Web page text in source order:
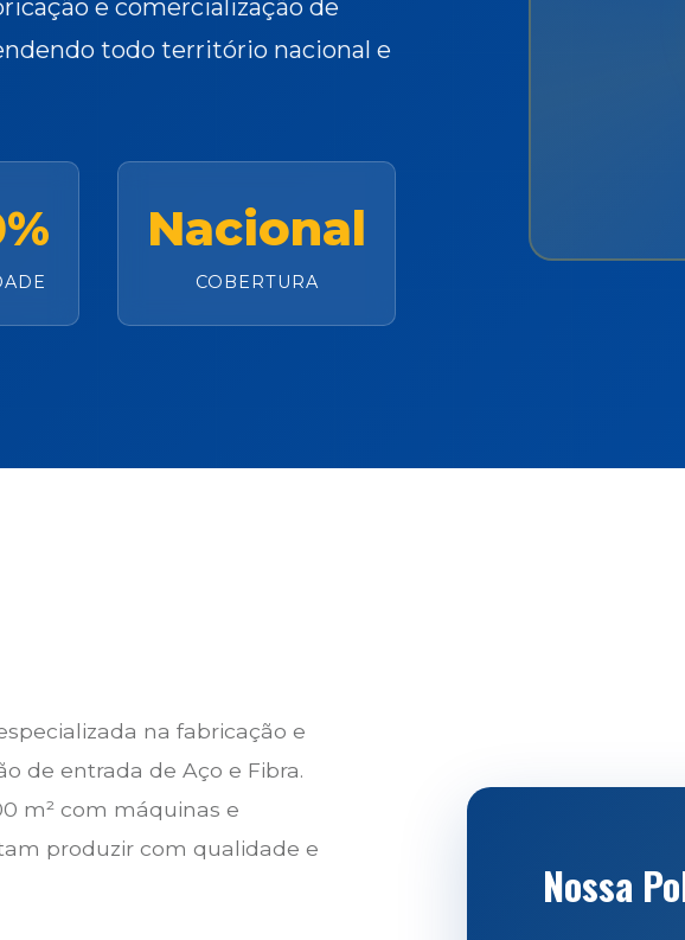
e comercialização de
todo território nacional e
Nacional
COBERTURA
na fabricação e
de entrada de Aço e Fibra.
m² com máquinas e
produzir com qualidade e
Nossa